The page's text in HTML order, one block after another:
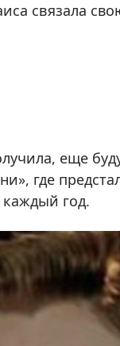
связала
еще
где
каждый год.